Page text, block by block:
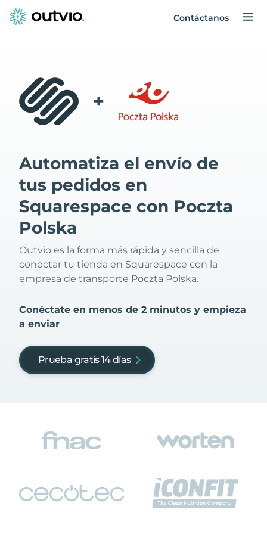
Contáctanos
+
Automatiza el envío de
tus pedidos en
Squarespace con Poczta
Polska
Outvio es la forma más rápida y sencilla de
conectar tu tienda en Squarespace con la
empresa de transporte Poczta Polska.
Conéctate en menos de 2 minutos y empieza
a enviar
Prueba gratis 14 días